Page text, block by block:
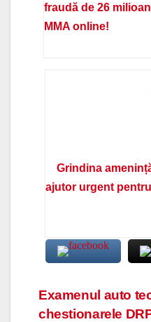
fraudă de 26
MMA online!
Grindina
ajutor urgent
Navigare
Examenul auto
chestionarele